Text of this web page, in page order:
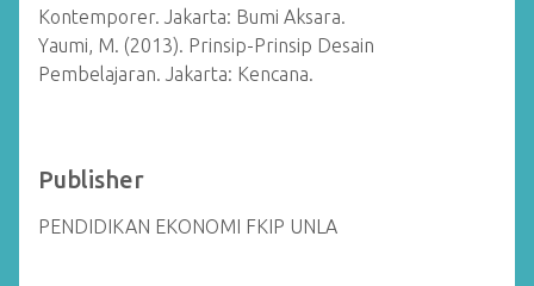
Kontemporer. Jakarta: Bumi Aksara.
Yaumi, M. (2013). Prinsip-Prinsip Desain
Pembelajaran. Jakarta: Kencana.
Publisher
PENDIDIKAN EKONOMI FKIP UNLA